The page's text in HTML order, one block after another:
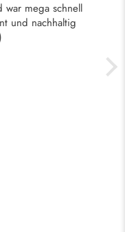
war mega schnell
und nachhaltig